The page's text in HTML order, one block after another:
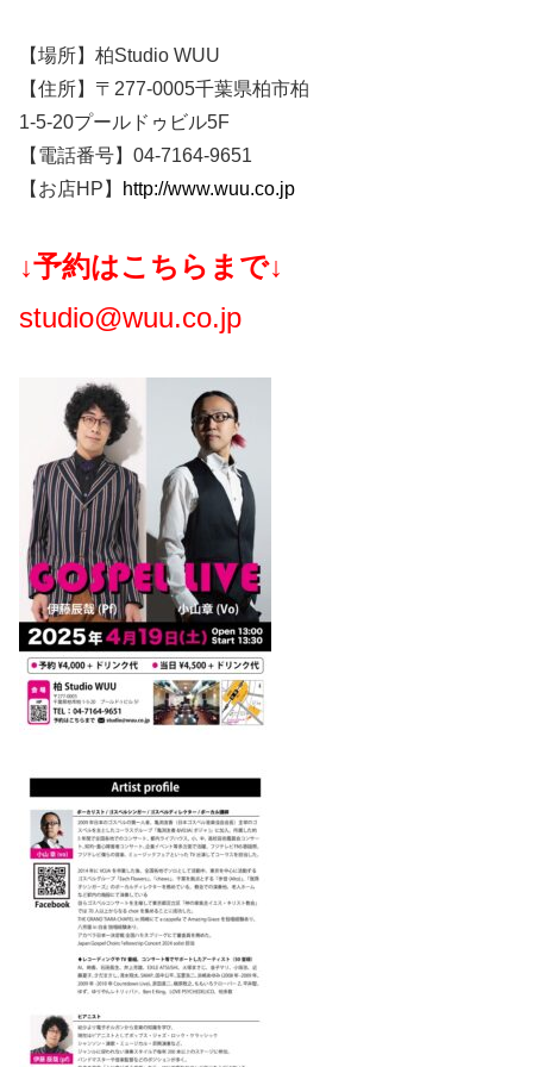
【場所】柏Studio WUU
【住所】〒277-0005千葉県柏市柏
1-5-20プールドゥビル5F
【電話番号】04-7164-9651
【お店HP】
http://www.wuu.co.jp
↓予約はこちらまで↓
studio@wuu.co.jp